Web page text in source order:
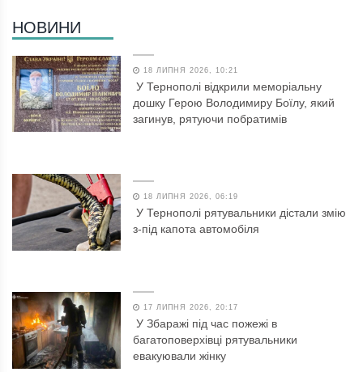
НОВИНИ
18 ЛИПНЯ 2026, 10:21
У Тернополі відкрили меморіальну
дошку Герою Володимиру Боїлу, який
загинув, рятуючи побратимів
18 ЛИПНЯ 2026, 06:19
У Тернополі рятувальники дістали змію
з-під капота автомобіля
17 ЛИПНЯ 2026, 20:17
У Збаражі під час пожежі в
багатоповерхівці рятувальники
евакуювали жінку